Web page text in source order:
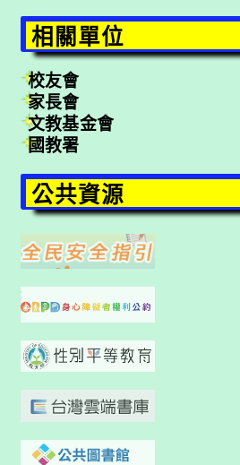
相關單位
校友會
家長會
文教基金會
國教署
公共資源